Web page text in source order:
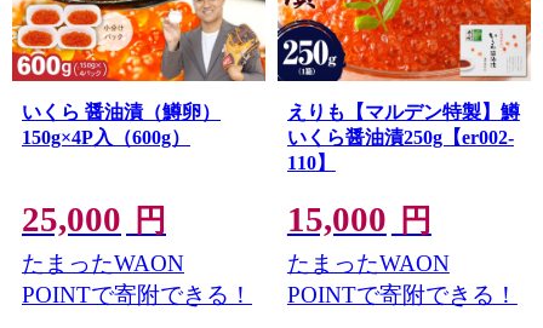
いくら 醤油漬（鱒卵）
150g×4P入（600g）
25,000 円
たまったWAON
POINTで寄附できる！
えりも【マルデン特製】鱒
いくら醤油漬250g【er002-
110】
15,000 円
たまったWAON
POINTで寄附できる！